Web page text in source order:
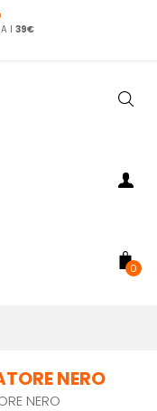
I 39€
0
NERO
NERO